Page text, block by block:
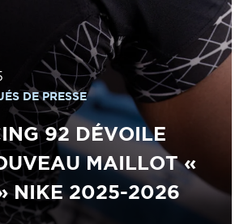
DE PRESSE
92 DÉVOILE
MAILLOT «
NIKE 2025-2026